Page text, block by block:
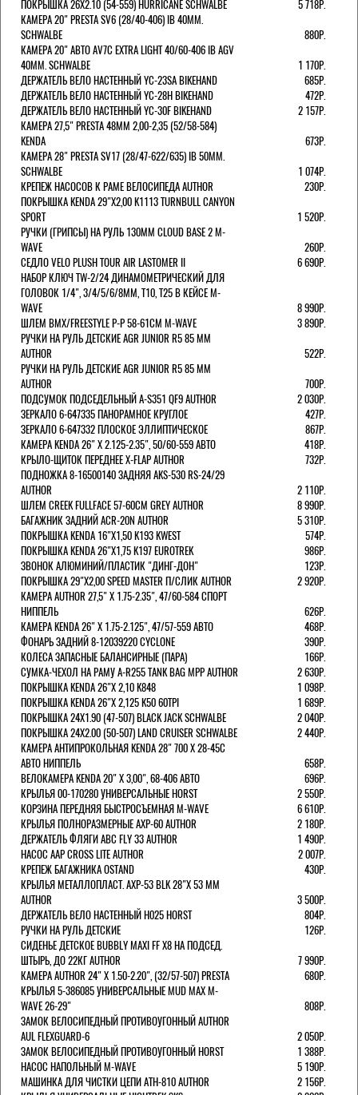
ПОКРЫШКА 26X2.10 (54-559) HURRICANE SCHWALBE
5 718Р.
КАМЕРА 20" PRESTA SV6 (28/40-406) IB 40MM.
SCHWALBE
880Р.
КАМЕРА 20" АВТО AV7C EXTRA LIGHT 40/60-406 IB AGV
40MM. SCHWALBE
1 170Р.
ДЕРЖАТЕЛЬ ВЕЛО НАСТЕННЫЙ YC-23SA BIKEHAND
685Р.
ДЕРЖАТЕЛЬ ВЕЛО НАСТЕННЫЙ YC-28H BIKEHAND
472Р.
ДЕРЖАТЕЛЬ ВЕЛО НАСТЕННЫЙ YC-30F BIKEHAND
2 157Р.
КАМЕРА 27,5" PRESTA 48ММ 2,00-2,35 (52/58-584)
KENDA
673Р.
КАМЕРА 28" PRESTA SV17 (28/47-622/635) IB 50MM.
SCHWALBE
1 074Р.
КРЕПЕЖ НАСОСОВ К РАМЕ ВЕЛОСИПЕДА AUTHOR
230Р.
ПОКРЫШКА KENDA 29"Х2,00 K1113 TURNBULL CANYON
SPORT
1 520Р.
РУЧКИ (ГРИПСЫ) НА РУЛЬ 130ММ CLOUD BASE 2 M-
WAVE
260Р.
СЕДЛО VELO PLUSH TOUR AIR LASTOMER II
6 690Р.
НАБОР КЛЮЧ TW-2/24 ДИНАМОМЕТРИЧЕСКИЙ ДЛЯ
ГОЛОВОК 1/4", 3/4/5/6/8ММ, T10, T25 В КЕЙСЕ M-
WAVE
8 990Р.
ШЛЕМ ВМХ/FREESTYLE Р-Р 58-61СМ M-WAVE
3 890Р.
РУЧКИ НА РУЛЬ ДЕТСКИЕ AGR JUNIOR R5 85 ММ
AUTHOR
522Р.
РУЧКИ НА РУЛЬ ДЕТСКИЕ AGR JUNIOR R5 85 ММ
AUTHOR
700Р.
ПОДСУМОК ПОДСЕДЕЛЬНЫЙ A-S351 QF9 AUTHOR
2 030Р.
ЗЕРКАЛО 6-647335 ПАНОРАМНОЕ КРУГЛОЕ
427Р.
ЗЕРКАЛО 6-647332 ПЛОСКОЕ ЭЛЛИПТИЧЕСКОЕ
867Р.
КАМЕРА KENDA 26" Х 2.125-2.35", 50/60-559 АВТО
418Р.
КРЫЛО-ЩИТОК ПЕРЕДНЕЕ X-FLAP AUTHOR
732Р.
ПОДНОЖКА 8-16500140 ЗАДНЯЯ AKS-530 RS-24/29
AUTHOR
2 110Р.
ШЛЕМ CREEK FULLFACE 57-60СМ GREY AUTHOR
8 990Р.
БАГАЖНИК ЗАДНИЙ ACR-20N AUTHOR
5 310Р.
ПОКРЫШКА KENDA 16"Х1,50 K193 KWEST
574Р.
ПОКРЫШКА KENDA 26"Х1,75 K197 EUROTREK
986Р.
ЗВОНОК АЛЮМИНИЙ/ПЛАСТИК "ДИНГ-ДОН"
123Р.
ПОКРЫШКА 29"Х2,00 SPEED MASTER П/СЛИК AUTHOR
2 920Р.
КАМЕРА AUTHOR 27,5" Х 1.75-2.35", 47/60-584 СПОРТ
НИППЕЛЬ
626Р.
КАМЕРА KENDA 26" Х 1.75-2.125", 47/57-559 АВТО
468Р.
ФОНАРЬ ЗАДНИЙ 8-12039220 CYCLONE
390Р.
КОЛЕСА ЗАПАСНЫЕ БАЛАНСИРНЫЕ (ПАРА)
166Р.
CУМКА-ЧЕХОЛ НА РАМУ A-R255 TANK BAG MPP AUTHOR
2 630Р.
ПОКРЫШКА KENDA 26"Х 2,10 K848
1 098Р.
ПОКРЫШКА KENDA 26"Х 2,125 K50 60TPI
1 689Р.
ПОКРЫШКА 24X1.90 (47-507) BLACK JACK SCHWALBE
2 040Р.
ПОКРЫШКА 24X2.00 (50-507) LAND CRUISER SCHWALBE
2 440Р.
КАМЕРА АНТИПРОКОЛЬНАЯ KENDA 28" 700 Х 28-45C
АВТО НИППЕЛЬ
658Р.
ВЕЛОКАМЕРА KENDA 20" Х 3,00", 68-406 АВТО
696Р.
КРЫЛЬЯ 00-170280 УНИВЕРСАЛЬНЫЕ HORST
2 550Р.
КОРЗИНА ПЕРЕДНЯЯ БЫСТРОСЪЕМНАЯ M-WAVE
6 610Р.
КРЫЛЬЯ ПОЛНОРАЗМЕРНЫЕ AXP-60 AUTHOR
2 180Р.
ДЕРЖАТЕЛЬ ФЛЯГИ АВС FLY 33 AUTHOR
1 490Р.
НАСОС AAP CROSS LITE AUTHOR
2 007Р.
КРЕПЕЖ БАГАЖНИКА OSTAND
430Р.
КРЫЛЬЯ МЕТАЛЛОПЛАСТ. AXP-53 BLK 28"Х 53 ММ
AUTHOR
3 500Р.
ДЕРЖАТЕЛЬ ВЕЛО НАСТЕННЫЙ H025 HORST
804Р.
РУЧКИ НА РУЛЬ ДЕТСКИЕ
126Р.
СИДЕНЬЕ ДЕТСКОЕ BUBBLY MAXI FF X8 НА ПОДСЕД.
ШТЫРЬ, ДО 22КГ AUTHOR
7 990Р.
КАМЕРА AUTHOR 24" Х 1.50-2.20", (32/57-507) PRESTA
680Р.
КРЫЛЬЯ 5-386085 УНИВЕРСАЛЬНЫЕ MUD MAX M-
WAVE 26-29"
808Р.
ЗАМОК ВЕЛОСИПЕДНЫЙ ПРОТИВОУГОННЫЙ AUTHOR
AUL FLEXGUARD-6
2 050Р.
ЗАМОК ВЕЛОСИПЕДНЫЙ ПРОТИВОУГОННЫЙ HORST
1 388Р.
НАСОС НАПОЛЬНЫЙ M-WAVE
5 190Р.
МАШИНКА ДЛЯ ЧИСТКИ ЦЕПИ ATH-810 AUTHOR
2 156Р.